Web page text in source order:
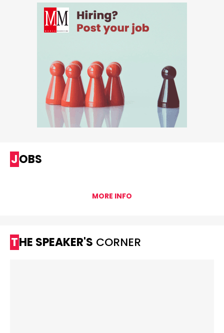
JOBS
MORE INFO
THE SPEAKER'S CORNER